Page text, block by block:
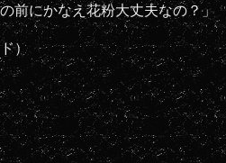
前にかなえ花粉大丈夫なの？」
）